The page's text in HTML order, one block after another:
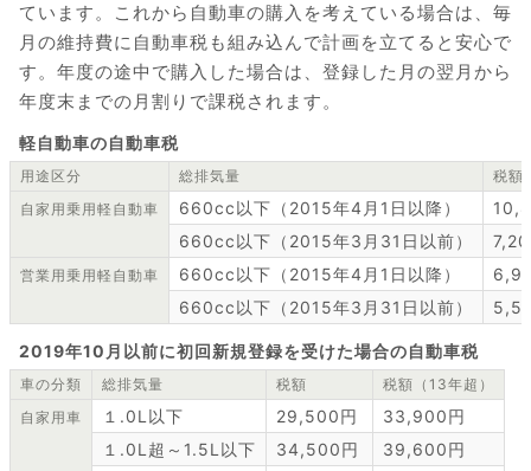
ています。これから自動車の購入を考えている場合は、毎
月の維持費に自動車税も組み込んで計画を立てると安心で
す。年度の途中で購入した場合は、登録した月の翌月から
年度末までの月割りで課税されます。
軽自動車の自動車税
用途区分 総排気量
税額
自家用乗用軽自動車
660cc以下（2015年4月1日以降）
660cc以下（2015年3月31日以前）
営業用乗用軽自動車 660cc以下（2015年4月1日以降）
660cc以下（2015年3月31日以前）
2019年10月以前に初回新規登録を受けた場合の自動車税
車の分類 総排気量 税額
税額（13年超）
自家用車
１.0L以下 29,500円
33,900円
１.0L超～1.5L以下
34,500円
39,600円